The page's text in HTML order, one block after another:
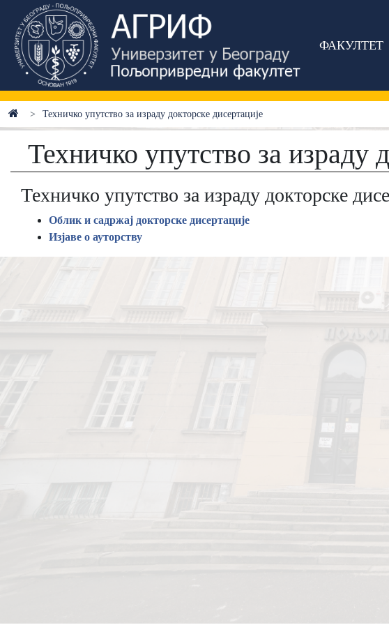
ФАКУЛТЕТ
Техничко упутство за израду докторске дисертације
Техничко упутство за израду
Техничко упутство за израду докторске
Облик и садржај докторске дисертације
Изјаве о ауторству